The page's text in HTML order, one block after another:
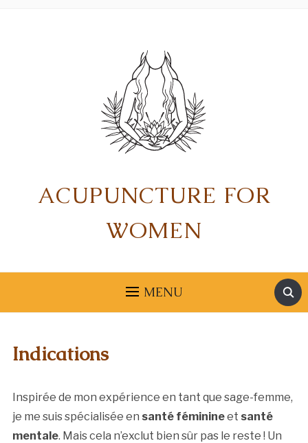
ACUPUNCTURE FOR
WOMEN
MENU
Indications
Inspirée de mon expérience en tant que sage-femme,
je me suis spécialisée en santé féminineet santé
mentale. Mais cela n’exclut bien sûr pas le reste ! Un